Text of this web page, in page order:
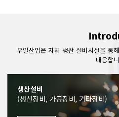
우일산업은 자체 생산 설비시설을 통
대응합
생산설비
(생산장비, 가공장비, 기타장비)